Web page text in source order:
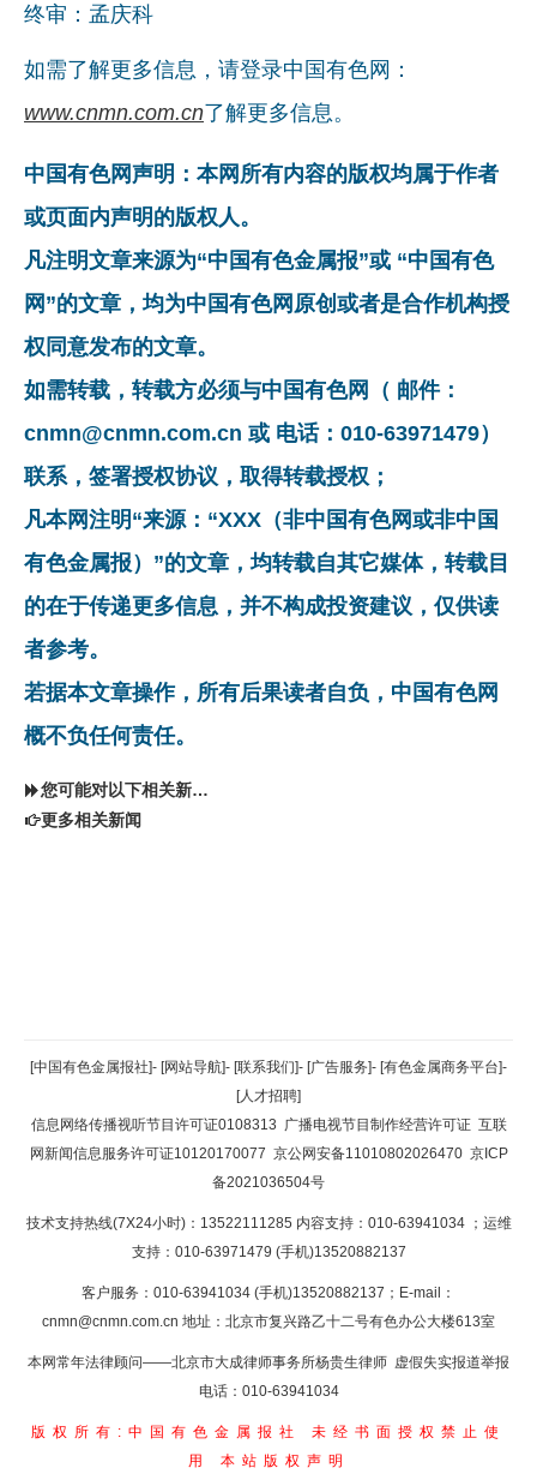
终审：孟庆科
如需了解更多信息，请登录中国有色网：
www.cnmn.com.cn了解更多信息。
中国有色网声明：本网所有内容的版权均属于作者
或页面内声明的版权人。
凡注明文章来源为“中国有色金属报”或 “中国有色
网”的文章，均为中国有色网原创或者是合作机构授
权同意发布的文章。
如需转载，转载方必须与中国有色网（ 邮件：
cnmn@cnmn.com.cn 或 电话：010-63971479）
联系，签署授权协议，取得转载授权；
凡本网注明“来源：“XXX（非中国有色网或非中国
有色金属报）”的文章，均转载自其它媒体，转载目
的在于传递更多信息，并不构成投资建议，仅供读
者参考。
若据本文章操作，所有后果读者自负，中国有色网
概不负任何责任。
您可能对以下相关新闻同样感兴趣
更多相关新闻
返回顶部
返回首页
[中国有色金属报社]- [网站导航]- [联系我们]- [广告服务]- [有色金属商务平台]-
[人才招聘]
信息网络传播视听节目许可证0108313 广播电视节目制作经营许可证 互联
网新闻信息服务许可证10120170077 京公网安备11010802026470 京ICP
备2021036504号
技术支持热线(7X24小时)：13522111285 内容支持：010-63941034 ；运维
支持：010-63971479 (手机)13520882137
客户服务：010-63941034 (手机)13520882137；E-mail：
cnmn@cnmn.com.cn 地址：北京市复兴路乙十二号有色办公大楼613室
本网常年法律顾问——北京市大成律师事务所杨贵生律师 虚假失实报道举报
电话：010-63941034
版权所有:中国有色金属报社
未经书面授权禁止使
用 本站版权声明